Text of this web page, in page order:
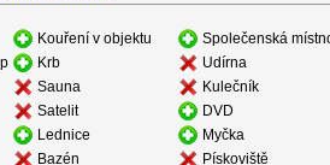
Kouření v objektu
Společenská
Krb
Udírna
Sauna
Kulečník
Satelit
DVD
Lednice
Myčka
Bazén Pískoviště